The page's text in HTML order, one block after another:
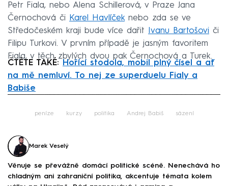
Petr Fiala, nebo Alena Schillerová, v Praze Jana
Černochová či
Karel Havlíčeknebo zda se ve
Středočeském kraji bude více dařit
Ivanu Bartošovi či
Filipu Turkovi. V prvním případě je jasným favoritem
Fiala, v těch zbylých dvou pak Černochová a Turek.
ČTĚTE TAKÉ:
Hořící stodola, mobil plný čísel a ať
na mě nemluví. To nej ze superduelu Fialy a
Babiše
peníze kurzy politika Andrej Babiš sázení
Marek Veselý
Věnuje se převážně domácí politické scéně. Nenechává ho
chladným ani zahraniční politika, akcentuje témata kolem